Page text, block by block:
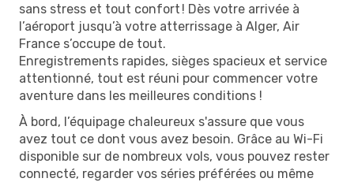
sans stress et tout confort ! Dès votre arrivée à
l’aéroport jusqu’à votre atterrissage à Alger, Air
France s’occupe de tout.
Enregistrements rapides, sièges spacieux et service
attentionné, tout est réuni pour commencer votre
aventure dans les meilleures conditions !
À bord, l’équipage chaleureux s'assure que vous
avez tout ce dont vous avez besoin. Grâce au Wi-Fi
disponible sur de nombreux vols, vous pouvez rester
connecté, regarder vos séries préférées ou même